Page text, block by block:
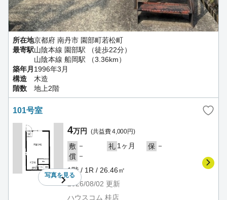
所在地京都府 南丹市 園部町若松町
最寄駅山陰本線 園部駅 （徒歩22分）
山陰本線 船岡駅 （3.36km）
築年月 1996年3月
構造
木造
階数
地上2階
101号室
写真を見る
4万円 (共益費 4,000円)
敷 － 礼 1ヶ月 保 －
償 －
1階 / 1R / 26.46㎡
2026/08/02 更新
ハウスコム 桂店